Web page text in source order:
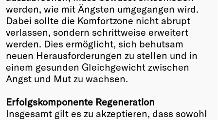
werden, wie mit Ängsten umgegangen wird.
Dabei sollte die Komfortzone nicht abrupt
verlassen, sondern schrittweise erweitert
werden. Dies ermöglicht, sich behutsam
neuen Herausforderungen zu stellen und in
einem gesunden Gleichgewicht zwischen
Angst und Mut zu wachsen.
Erfolgskomponente Regeneration
Insgesamt gilt es zu akzeptieren, dass sowohl